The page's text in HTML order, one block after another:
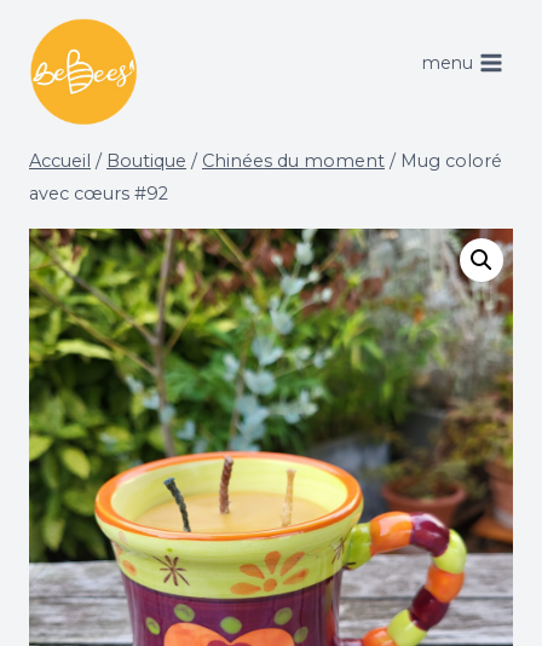
contenu
menu
Accueil / Boutique / Chinées du moment / Mug coloré
avec cœurs #92